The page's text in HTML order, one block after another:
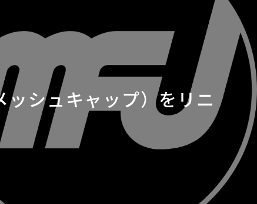
シュキャップ）をリニ